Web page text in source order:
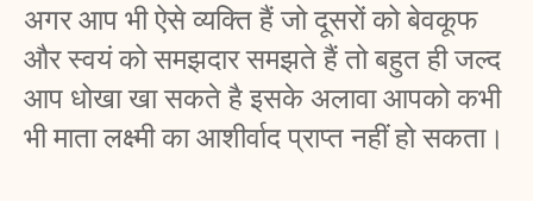
अगर आप भी ऐसे व्यक्ति हैं जो दूसरों को बेवकूफ
और स्वयं को समझदार समझते हैं तो बहुत ही जल्द
आप धोखा खा सकते है इसके अलावा आपको कभी
भी माता लक्ष्मी का आशीर्वाद प्राप्त नहीं हो सकता।